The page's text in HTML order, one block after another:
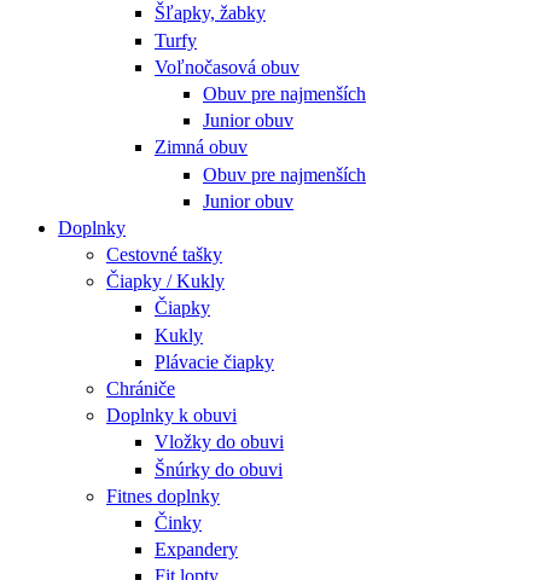
Šľapky, žabky
Turfy
Voľnočasová obuv
Obuv pre najmenších
Junior obuv
Zimná obuv
Obuv pre najmenších
Junior obuv
Doplnky
Cestovné tašky
Čiapky / Kukly
Čiapky
Kukly
Plávacie čiapky
Chrániče
Doplnky k obuvi
Vložky do obuvi
Šnúrky do obuvi
Fitnes doplnky
Činky
Expandery